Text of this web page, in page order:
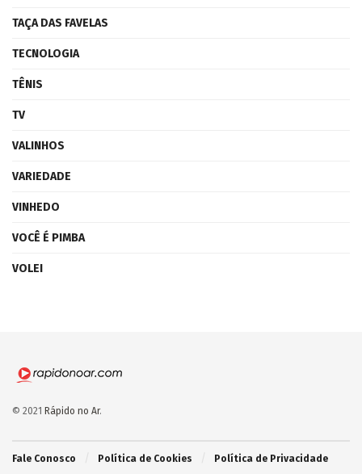
TAÇA DAS FAVELAS
TECNOLOGIA
TÊNIS
TV
VALINHOS
VARIEDADE
VINHEDO
VOCÊ É PIMBA
VOLEI
© 2021 Rápido no Ar.
Fale Conosco Política de Cookies Política de Privacidade